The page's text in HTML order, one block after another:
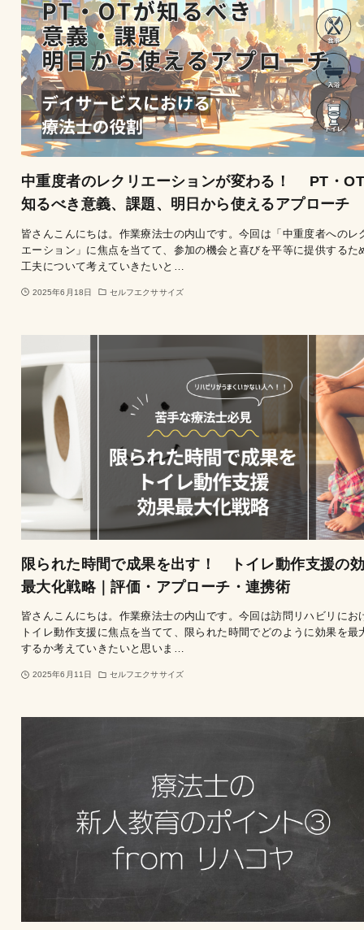
中重度者のレクリエーションが変わる！ PT・
知るべき意義、課題、明日から使えるアプローチ
皆さんこんにちは。作業療法士の内山です。今回は「中重度者へのレ
エーション」に焦点を当てて、参加の機会と喜びを平等に提供するた
工夫について考えていきたいと…
2025年6月18日 セルフエクササイズ
限られた時間で成果を出す！ トイレ動作支援の
最大化戦略｜評価・アプローチ・連携術
皆さんこんにちは。作業療法士の内山です。今回は訪問リハビリにお
トイレ動作支援に焦点を当てて、限られた時間でどのように効果を最
するか考えていきたいと思いま…
2025年6月11日 セルフエクササイズ